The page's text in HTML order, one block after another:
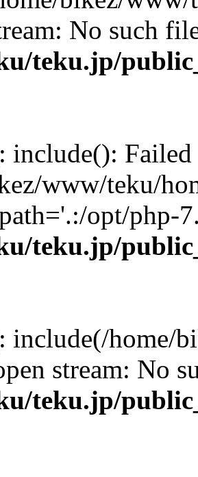
No such
teku.jp/
: include():
www/teku/
opt/php-
teku.jp/
: include(/home/
stream: No
teku.jp/